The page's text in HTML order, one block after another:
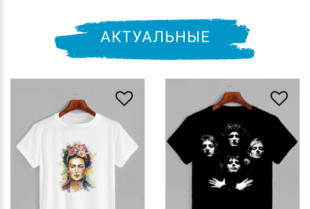
АКТУАЛЬНЫЕ